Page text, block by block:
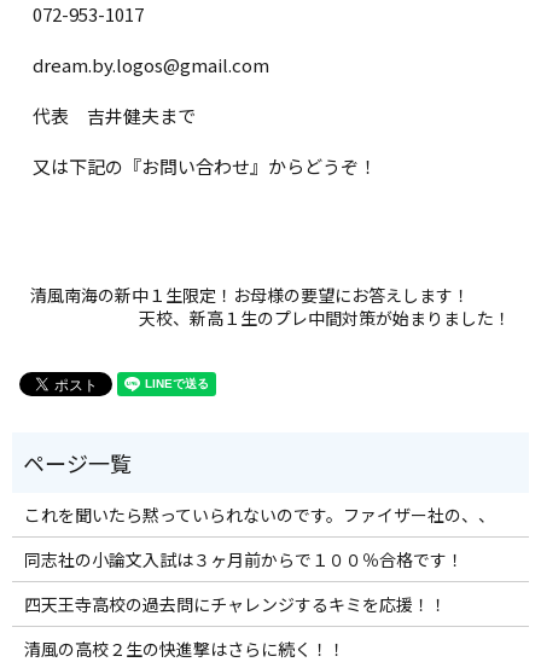
072-953-1017
dream.by.logos@gmail.com
代表 吉井健夫まで
又は下記の『お問い合わせ』からどうぞ！
清風南海の新中１生限定！お母様の要望にお答えします！
天校、新高１生のプレ中間対策が始まりました！
これを聞いたら黙っていられないのです。ファイザー社の、、
同志社の小論文入試は３ヶ月前からで１００％合格です！
四天王寺高校の過去問にチャレンジするキミを応援！！
清風の高校２生の快進撃はさらに続く！！